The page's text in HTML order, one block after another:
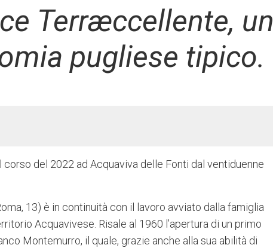
Terræccellente, un
pugliese tipico.
del 2022 ad Acquaviva delle Fonti dal ventiduenne
13) è in continuità con il lavoro avviato dalla famiglia
Acquavivese. Risale al 1960 l’apertura di un primo
Montemurro, il quale, grazie anche alla sua abilità di